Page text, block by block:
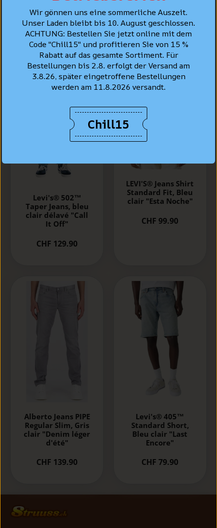
MEILLEURES VENTES
Levi's® 502™
Taper Jeans, bleu
clair délavé "Call
It Off"
CHF 129.90
LEVI'S® Jeans Shirt
Standard Fit, Bleu
clair "Esta Noche"
CHF 99.90
Alberto Jeans PIPE
Regular Slim, Gris
clair "Denim léger
d'été"
CHF 139.90
Levi's® 405™
Standard Short,
Bleu clair "Last
Encore"
CHF 79.90
Wir gönnen uns eine sommerliche Auszeit.
Unser Laden bleibt bis 10. August geschlossen.
ACHTUNG: Bestellen Sie jetzt online mit dem
Code "Chill15" und profitieren Sie von 15 %
Rabatt auf das gesamte Sortiment. Für
Bestellungen bis 2.8. erfolgt der Versand am
3.8.26, später eingetroffene Bestellungen
werden am 11.8.2026 versandt.
Chill15